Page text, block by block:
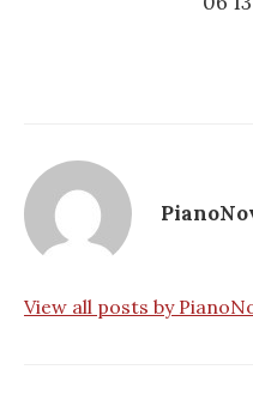
View all posts by